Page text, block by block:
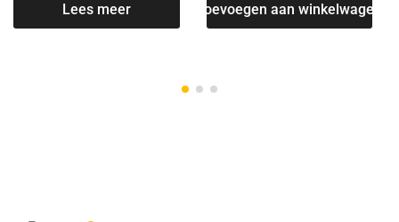
Lees meer Toevoegen aan winkelwagen